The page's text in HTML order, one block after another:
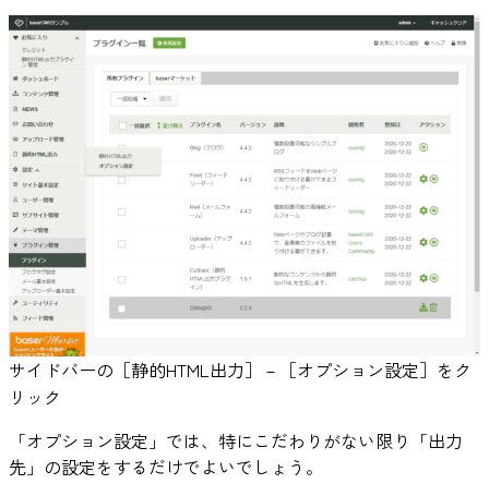
サイドバーの［静的HTML出力］－［オプション設定］をク
リック
「オプション設定」では、特にこだわりがない限り「出力
先」の設定をするだけでよいでしょう。